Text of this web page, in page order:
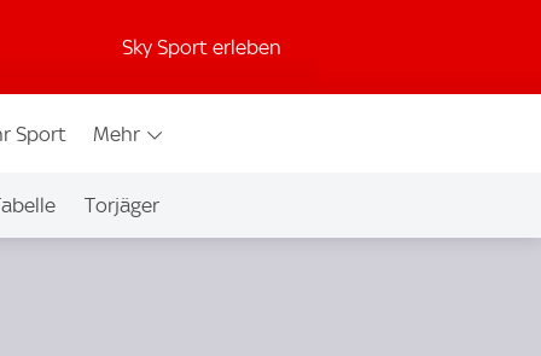
Sky Sport erleben
Sport Mehr
Torjäger